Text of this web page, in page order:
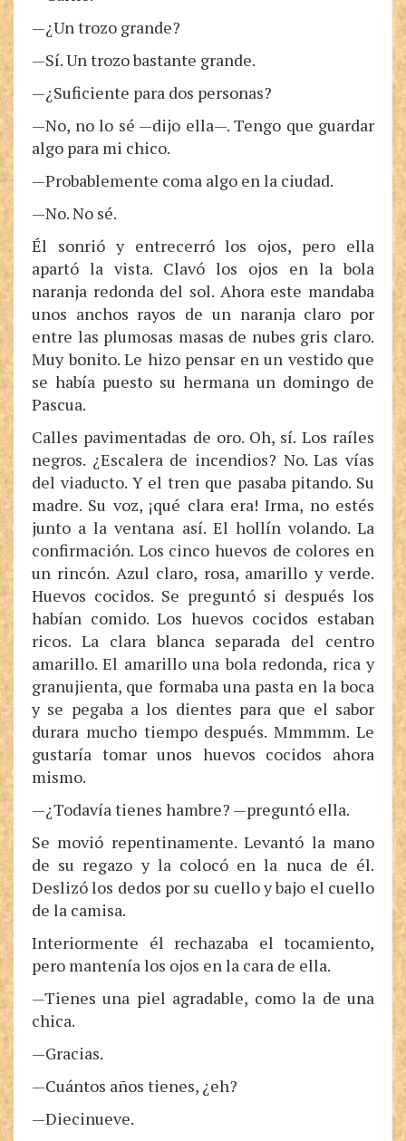
—¿Un trozo grande?
—Sí. Un trozo bastante grande.
—¿Suficiente para dos personas?
—No, no lo sé —dijo ella—. Tengo que guardar
algo para mi chico.
—Probablemente coma algo en la ciudad.
—No. No sé.
Él sonrió y entrecerró los ojos, pero ella
apartó la vista. Clavó los ojos en la bola
naranja redonda del sol. Ahora este mandaba
unos anchos rayos de un naranja claro por
entre las plumosas masas de nubes gris claro.
Muy bonito. Le hizo pensar en un vestido que
se había puesto su hermana un domingo de
Pascua.
Calles pavimentadas de oro. Oh, sí. Los raíles
negros. ¿Escalera de incendios? No. Las vías
del viaducto. Y el tren que pasaba pitando. Su
madre. Su voz, ¡qué clara era! Irma, no estés
junto a la ventana así. El hollín volando. La
confirmación. Los cinco huevos de colores en
un rincón. Azul claro, rosa, amarillo y verde.
Huevos cocidos. Se preguntó si después los
habían comido. Los huevos cocidos estaban
ricos. La clara blanca separada del centro
amarillo. El amarillo una bola redonda, rica y
granujienta, que formaba una pasta en la boca
y se pegaba a los dientes para que el sabor
durara mucho tiempo después. Mmmmm. Le
gustaría tomar unos huevos cocidos ahora
mismo.
—¿Todavía tienes hambre? —preguntó ella.
Se movió repentinamente. Levantó la mano
de su regazo y la colocó en la nuca de él.
Deslizó los dedos por su cuello y bajo el cuello
de la camisa.
Interiormente él rechazaba el tocamiento,
pero mantenía los ojos en la cara de ella.
—Tienes una piel agradable, como la de una
chica.
—Gracias.
—Cuántos años tienes, ¿eh?
—Diecinueve.